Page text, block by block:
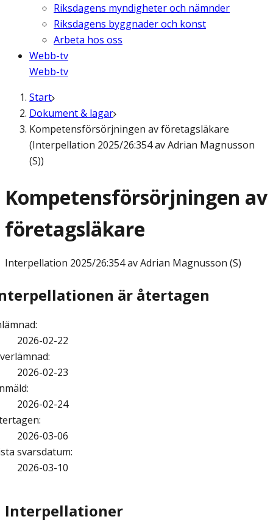
Riksdagens myndigheter och nämnder
Riksdagens byggnader och konst
Arbeta hos oss
Webb-tv
Webb-tv
Start
Dokument & lagar
Kompetensförsörjningen av företagsläkare
(Interpellation 2025/26:354 av Adrian Magnusson
(S))
Kompetensförsörjningen av
företagsläkare
Interpellation 2025/26:354 av Adrian Magnusson (S)
är återtagen
:
2026-02-22
:
2026-02-23
:
2026-02-24
:
2026-03-06
svarsdatum:
2026-03-10
Interpellationer